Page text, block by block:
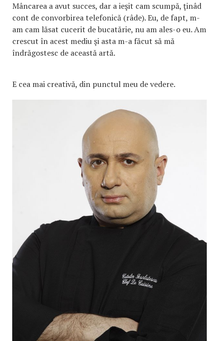
Mâncarea a avut succes, dar a ieşit cam scumpă, ţinâd
cont de convorbirea telefonică (râde). Eu, de fapt, m-
am cam lăsat cucerit de bucatărie, nu am ales-o eu. Am
crescut în acest mediu şi asta m-a făcut să mă
îndrăgostesc de această artă.
E cea mai creativă, din punctul meu de vedere.